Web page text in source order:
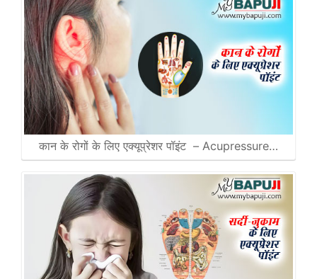
कान के रोगों के लिए एक्यूप्रेशर पॉइंट – Acupressure…